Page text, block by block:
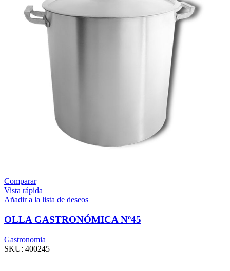
Comparar
Vista rápida
Añadir a la lista de deseos
OLLA GASTRONÓMICA Nº45
Gastronomia
SKU: 400245